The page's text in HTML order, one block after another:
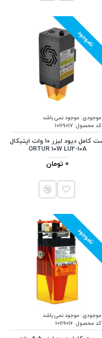
ناموجود
موجودی: موجود نمی باشد
کد محصول:10119017
ست کامل دیود لیزر 10 وات اپتیکال
ORTUR 10W LU2-10A
0 تومان
ناموجود
موجودی: موجود نمی باشد
کد محصول: 10119016